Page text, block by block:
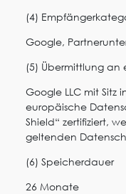
(4)
Google,
(5) Übermittlung an
Google LLC mit Sitz
europäische
Shield“ zertifiziert,
geltenden
(6) Speicherdauer
26 Monate